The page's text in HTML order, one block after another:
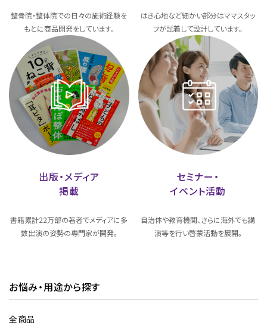
整骨院・整体院での日々の施術経験を
もとに商品開発をしています。
はき心地など細かい部分はママスタッ
フが試着して設計しています。
出版・メディア
掲載
書籍累計22万部の著者でメディアに多
数出演の姿勢の専門家が開発。
セミナー・
イベント活動
自治体や教育機関、さらに海外でも講
演等を行い啓蒙活動を展開。
お悩み・用途から探す
全商品